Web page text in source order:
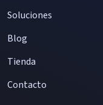
Soluciones
Blog
Tienda
Contacto